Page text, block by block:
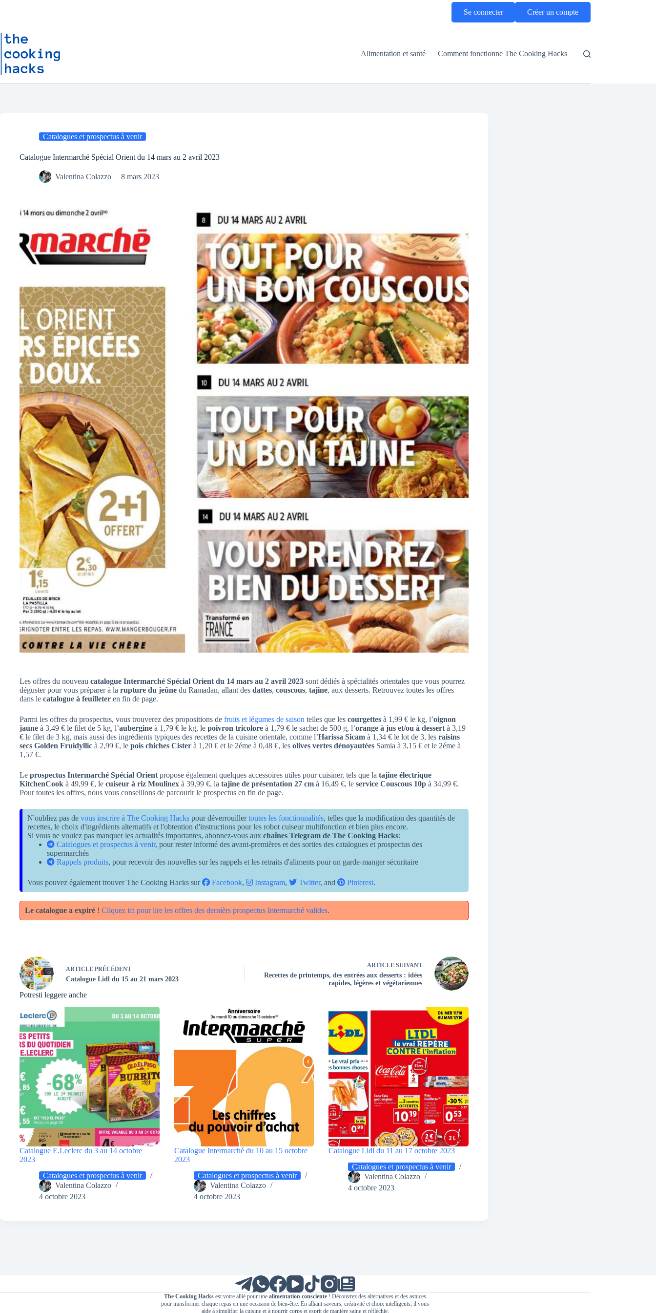
s
c
o
Se connecter Créer un compte
Alimentation et santé Comment fonctionne The Cooking Hacks
Catalogues et prospectus à venir
Catalogue Intermarché Spécial Orient du 14 mars au 2 avril 2023
Valentina Colazzo 8 mars 2023
Les offres du nouveau catalogue Intermarché Spécial Orient du 14 mars au 2 avril 2023 sont dédiés à spécialités orientales que vous pourrez
déguster pour vous préparer à la rupture du jeûne du Ramadan, allant des dattes, couscous, tajine, aux desserts. Retrouvez toutes les offres
dans le catalogue à feuilleter en fin de page.
Parmi les offres du prospectus, vous trouverez des propositions de fruits et légumes de saison telles que les courgettes à 1,99 € le kg, l’oignon
jaune à 3,49 € le filet de 5 kg, l’aubergine à 1,79 € le kg, le poivron tricolore à 1,79 € le sachet de 500 g, l’orange à jus et/ou à dessert à 3,19
€ le filet de 3 kg, mais aussi des ingrédients typiques des recettes de la cuisine orientale, comme l’Harissa Sicam à 1,34 € le lot de 3, les raisins
secs Golden Fruidyllic à 2,99 €, le pois chiches Cister à 1,20 € et le 2éme à 0,48 €, les olives vertes dénoyautées Samia à 3,15 € et le 2éme à
1,57 €.
Le prospectus Intermarché Spécial Orient propose également quelques accessoires utiles pour cuisiner, tels que la tajine électrique
KitchenCook à 49,99 €, le cuiseur à riz Moulinex à 39,99 €, la tajine de présentation 27 cm à 16,49 €, le service Couscous 10p à 34,99 €.
Pour toutes les offres, nous vous conseillons de parcourir le prospectus en fin de page.
N'oubliez pas de vous inscrire à The Cooking Hacks pour déverrouillertoutes les fonctionnalités, telles que la modification des quantités de
recettes, le choix d'ingrédients alternatifs et l'obtention d'instructions pour les robot cuiseur multifonction et bien plus encore.
Si vous ne voulez pas manquer les actualités importantes, abonnez-vous aux chaînes Telegram de The Cooking Hacks:
Catalogues et prospectus à venir, pour rester informé des avant-premières et des sorties des catalogues et prospectus des
supermarchés
Rappels produits, pour recevoir des nouvelles sur les rappels et les retraits d'aliments pour un garde-manger sécuritaire
Vous pouvez également trouver The Cooking Hacks sur Facebook, Instagram, Twitter, and Pinterest.
Le catalogue a expiré ! Cliquez ici pour lire les offres des dernièrs prospectus Intermarché valides.
ARTICLE PRÉCÉDENT
Catalogue Lidl du 15 au 21 mars 2023
ARTICLE SUIVANT
Recettes de printemps, des entrées aux desserts : idées
rapides, légères et végétariennes
Potresti leggere anche
Catalogue E.Leclerc du 3 au 14 octobre
2023
Catalogues et prospectus à venir
Valentina Colazzo
4 octobre 2023
Catalogue Intermarché du 10 au 15 octobre
2023
Catalogues et prospectus à venir
Valentina Colazzo
4 octobre 2023
Catalogue Lidl du 11 au 17 octobre 2023
Catalogues et prospectus à venir
Valentina Colazzo
4 octobre 2023
The Cooking Hacks est votre allié pour unealimentation consciente ! Découvrez des alternatives et des astuces
pour transformer chaque repas en une occasion de bien-être. En alliant saveurs, créativité et choix intelligents, il vous
aide à simplifier la cuisine et à nourrir corps et esprit de manière saine et réfléchie.